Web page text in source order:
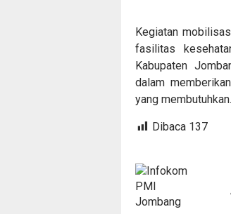
Kegiatan
fasilitas
Kabupaten
dalam
yang membutuhkan.
Dibaca 137